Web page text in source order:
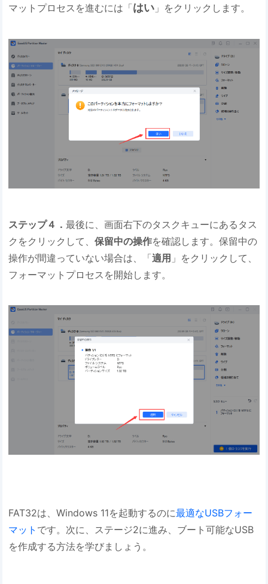
マットプロセスを進むには「はい 」をクリックします。
ステップ４．最後に、画面右下のタスクキューにあるタス
クをクリックして、保留中の操作を確認します。保留中の
操作が間違っていない場合は、「適用 」をクリックして、
フォーマットプロセスを開始します。
FAT32は、Windows 11を起動するのに最適なUSBフォー
マット です。次に、ステージ2に進み、ブート可能なUSB
を作成する方法を学びましょう。